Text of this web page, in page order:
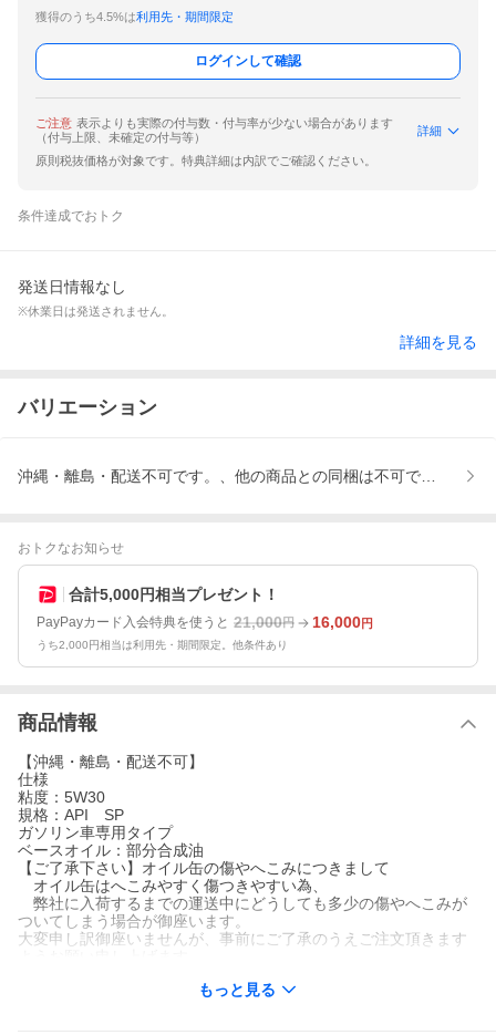
獲得のうち4.5%は利用先・期間限定
ログインして確認
ご注意 表示よりも実際の付与数・付与率が少ない場合があります
（付与上限、未確定の付与等）
詳細
原則税抜価格が対象です。特典詳細は内訳でご確認ください。
条件達成でおトク
発送日情報なし
※休業日は発送されません。
詳細を見る
バリエーション
沖縄・離島・配送不可です。、他の商品との同梱は不可です。
おトクなお知らせ
合計5,000円相当プレゼント！
PayPayカード入会特典を使うと 21,000円 16,000円
うち2,000円相当は利用先・期間限定。他条件あり
商品情報
【沖縄・離島・配送不可】
仕様
粘度：5W30
規格：API SP
ガソリン車専用タイプ
ベースオイル：部分合成油
【ご了承下さい】オイル缶の傷やへこみにつきまして
オイル缶はへこみやすく傷つきやすい為、
弊社に入荷するまでの運送中にどうしても多少の傷やへこみが
ついてしまう場合が御座います。
大変申し訳御座いませんが、事前にご了承のうえご注文頂きます
日産エンジンオイル 20L ペール缶 ガソリン車専用 部分合成
もっと見る